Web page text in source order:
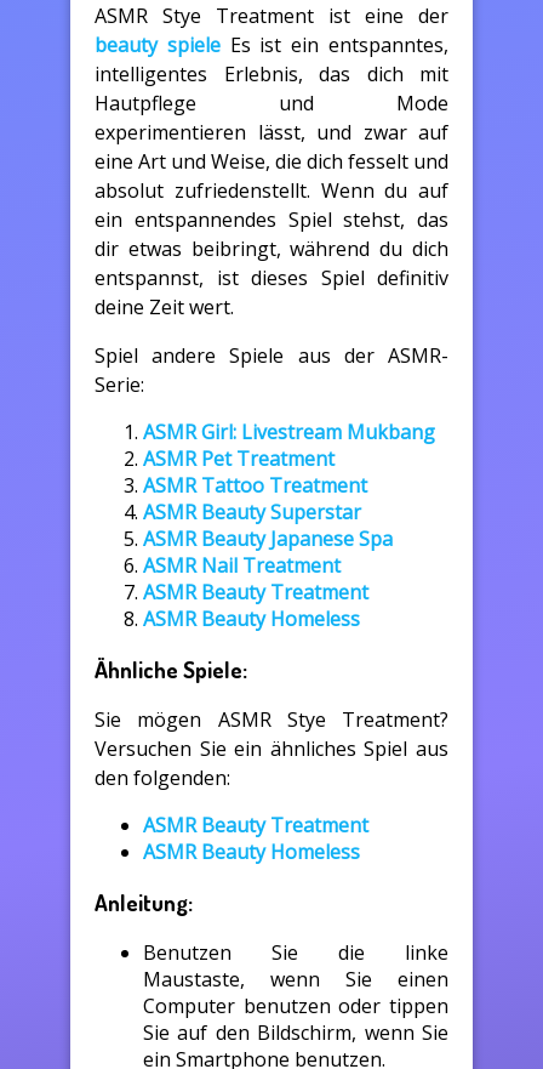
ASMR Stye Treatment ist eine der
beauty spieleEs ist ein entspanntes,
intelligentes Erlebnis, das dich mit
Hautpflege und Mode
experimentieren lässt, und zwar auf
eine Art und Weise, die dich fesselt und
absolut zufriedenstellt. Wenn du auf
ein entspannendes Spiel stehst, das
dir etwas beibringt, während du dich
entspannst, ist dieses Spiel definitiv
deine Zeit wert.
Spiel andere Spiele aus der ASMR-
Serie:
ASMR Girl: Livestream Mukbang
ASMR Pet Treatment
ASMR Tattoo Treatment
ASMR Beauty Superstar
ASMR Beauty Japanese Spa
ASMR Nail Treatment
ASMR Beauty Treatment
ASMR Beauty Homeless
Ähnliche Spiele:
Sie mögen ASMR Stye Treatment?
Versuchen Sie ein ähnliches Spiel aus
den folgenden:
ASMR Beauty Treatment
ASMR Beauty Homeless
Anleitung:
Benutzen Sie die linke
Maustaste, wenn Sie einen
Computer benutzen oder tippen
Sie auf den Bildschirm, wenn Sie
ein Smartphone benutzen.